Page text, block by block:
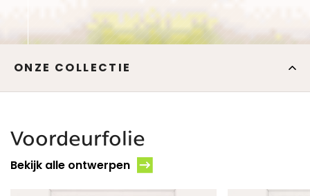
ONZE COLLECTIE
Voordeurfolie
Bekijk alle ontwerpen